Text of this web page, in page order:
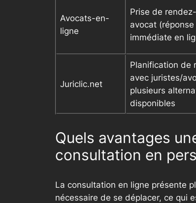
Avocats-en-
ligne
Prise de
avocat (réponse
immédiate en
Juriclic.net
Planification de
avec juristes/
plusieurs
disponibles
Quels avantages
consultation en
La consultation en ligne présente
nécessaire de se déplacer, ce qui